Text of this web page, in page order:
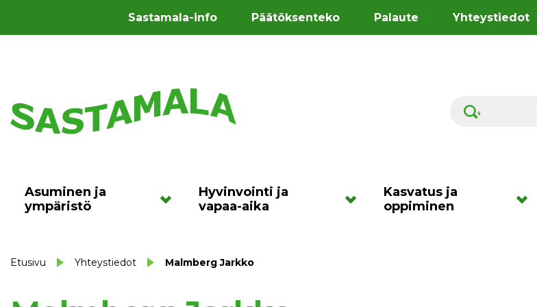
Sastamala-info Päätöksenteko Palaute Yhteystiedot
Hae sivustolta
Asuminen ja
ympäristö
Hyvinvointi ja
vapaa-aika
Kasvatus ja
oppiminen
Etusivu Yhteystiedot Malmberg Jarkko